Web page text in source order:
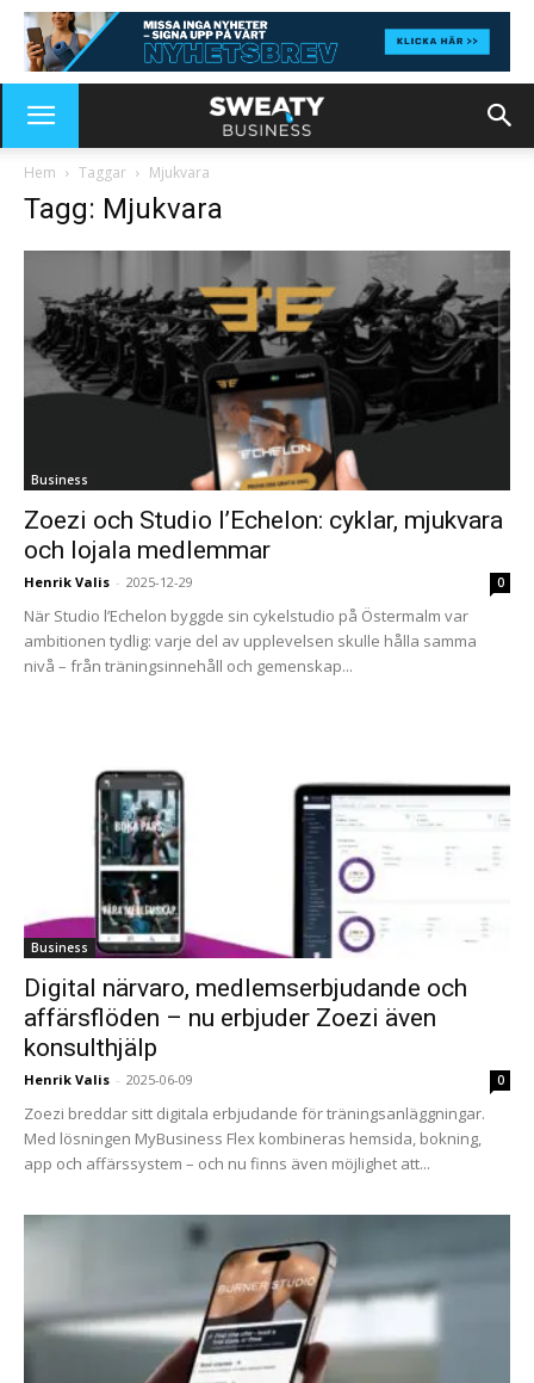
Hem Taggar Mjukvara
Tagg: Mjukvara
Business
Zoezi och Studio l’Echelon: cyklar, mjukvara
och lojala medlemmar
Henrik Valis - 2025-12-29 0
När Studio l’Echelon byggde sin cykelstudio på Östermalm var
ambitionen tydlig: varje del av upplevelsen skulle hålla samma
nivå – från träningsinnehåll och gemenskap...
Business
Digital närvaro, medlemserbjudande och
affärsflöden – nu erbjuder Zoezi även
konsulthjälp
Henrik Valis - 2025-06-09 0
Zoezi breddar sitt digitala erbjudande för träningsanläggningar.
Med lösningen MyBusiness Flex kombineras hemsida, bokning,
app och affärssystem – och nu finns även möjlighet att...